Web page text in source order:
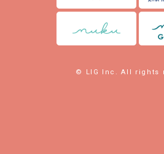
© LIG Inc. All rights